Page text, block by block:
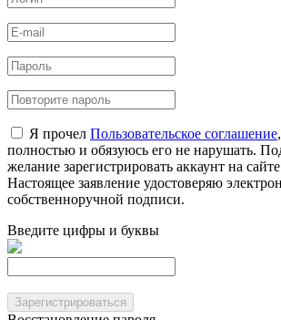
Я прочел Пользовательское соглашение
полностью и обязуюсь его не нарушать.
желание зарегистрировать аккаунт на
Настоящее заявление удостоверяю
собственноручной подписи.
Введите цифры и буквы
Зарегистрироваться